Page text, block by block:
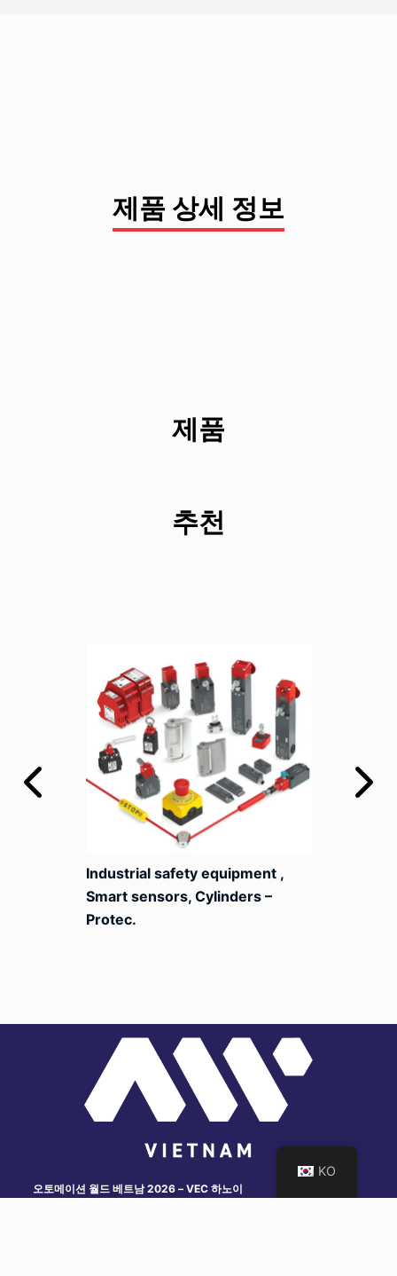
제품 상세 정보
제품
추천
Industrial safety equipment ,
Smart sensors, Cylinders –
Protec.
오토메이션 월드 베트남 2026 – VEC 하노이
KO